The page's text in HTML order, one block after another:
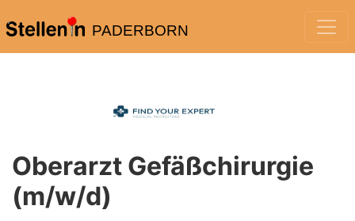
PADERBORN
Oberarzt Gefäßchirurgie
(m/w/d)